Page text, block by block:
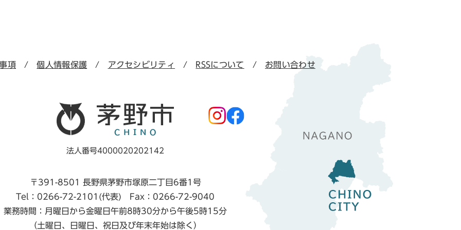
項 個人情報保護 アクセシビリティ RSSについて お問い合わせ
法人番号4000020202142
〒391-8501 長野県茅野市塚原二丁目6番1号
Tel：0266-72-2101(代表) Fax：0266-72-9040
業務時間：月曜日から金曜日午前8時30分から午後5時15分
（土曜日、日曜日、祝日及び年末年始は除く）